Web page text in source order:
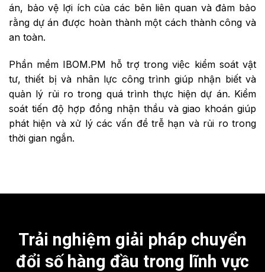
án, bảo vệ lợi ích của các bên liên quan và đảm bảo
rằng dự án được hoàn thành một cách thành công và
an toàn.
Phần mềm IBOM.PM hỗ trợ trong việc kiểm soát vật
tư, thiết bị và nhân lực công trình giúp nhận biết và
quản lý rủi ro trong quá trình thực hiện dự án. Kiểm
soát tiến độ hợp đồng nhận thầu và giao khoán giúp
phát hiện và xử lý các vấn đề trễ hạn và rủi ro trong
thời gian ngắn.
Trải nghiệm giải pháp chuyển
đổi số hàng đầu trong lĩnh vực